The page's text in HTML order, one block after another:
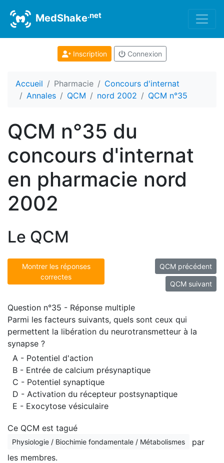
MedShake.net
Inscription Connexion
Accueil Pharmacie
Concours d'internat
Annales
QCM nord 2002 QCM n°35
QCM n°35 du
concours d'internat
en pharmacie nord
2002
Le QCM
Montrer les réponses
correctes
QCM précédent
QCM suivant
Question n°35 - Réponse multiple
Parmi les facteurs suivants, quels sont ceux qui
permettent la libération du neurotransmetteur à la
synapse ?
A - Potentiel d'action
B - Entrée de calcium présynaptique
C - Potentiel synaptique
D - Activation du récepteur postsynaptique
E - Exocytose vésiculaire
Ce QCM est tagué
Physiologie / Biochimie fondamentale / Métabolismes
par
les membres.